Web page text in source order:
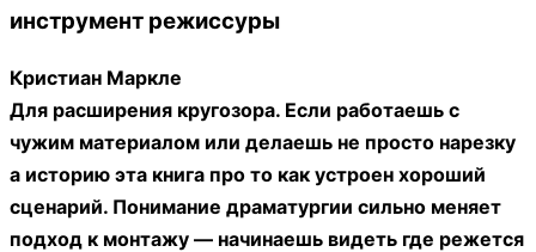
инструмент режиссуры
Кристиан Маркле
Для расширения кругозора. Если работаешь с
чужим материалом или делаешь не просто нарезку
а историю эта книга про то как устроен хороший
сценарий. Понимание драматургии сильно меняет
подход к монтажу — начинаешь видеть где режется